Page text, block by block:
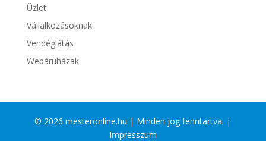
Üzlet
Vállalkozásoknak
Vendéglátás
Webáruházak
© 2026 mesteronline.hu | Minden jog fenntartva. |
Impresszum